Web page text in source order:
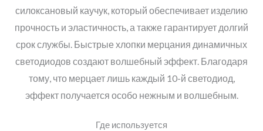
силоксановый каучук, который обеспечивает изделию
прочность и эластичность, а также гарантирует долгий
срок службы. Быстрые хлопки мерцания динамичных
светодиодов создают волшебный эффект. Благодаря
тому, что мерцает лишь каждый 10-й светодиод,
эффект получается особо нежным и волшебным.
Где используется